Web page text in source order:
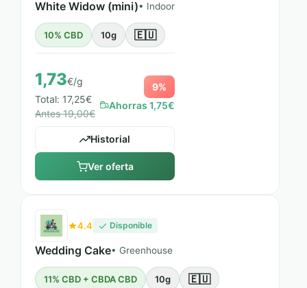
White Widow (mini)• Indoor
10% CBD 10g 🇪🇺
1,73€/g
Total: 17,25€
Antes 19,00€
9%
Ahorras 1,75€
Historial
Ver oferta
4.4 Disponible
Wedding Cake• Greenhouse
11% CBD + CBDA CBD 10g 🇪🇺